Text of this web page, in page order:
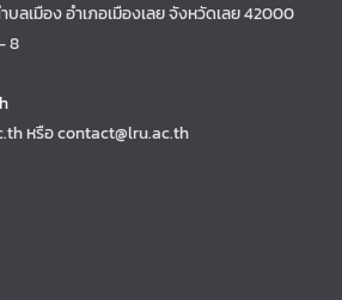
บลเมือง อำเภอเมืองเลย จังหวัดเลย 42000
8
หรือ contact@lru.ac.th